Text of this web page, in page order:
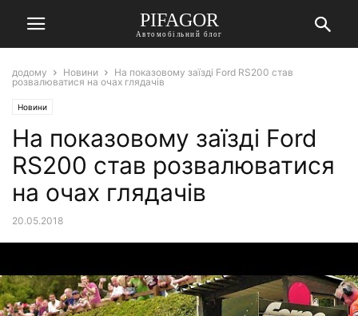
PIFAGOR
Автомобільний блог
додому Новини
На показовому заїзді Ford RS200 став
розвалюватися на очах глядачів
Новини
На показовому заїзді Ford
RS200 став розвалюватися
на очах глядачів
20.05.2018